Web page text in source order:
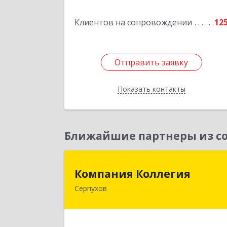
Клиентов на сопровождении
Отправить заявку
Показать контакты
Отправить заявку
Назад
Ближайшие партнеры из
Компания Коллегия
Серпухов
142211, Московская обл, Серпухов г,